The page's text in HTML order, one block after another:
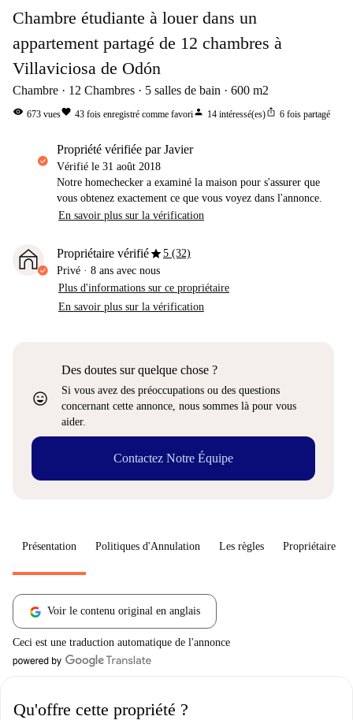
Chambre étudiante à louer dans un
appartement partagé de 12 chambres à
Villaviciosa de Odón
Chambre 12 Chambres 5 salles de bain 600 m2
visibility 673 vuesfavorite 43 fois enregistré comme favoriperson 14 intéressé(es)ios_share 6 fois partagé
propriété vérifiée par Javier
Vérifié le 31 août 2018
Notre homechecker a examiné la maison pour s'assurer que
vous obtenez exactement ce que vous voyez dans l'annonce.
En savoir plus sur la vérification
Propriétaire vérifiéstar5 (32)
Privé · 8 ans avec nous
Plus d'informations sur ce propriétaire
En savoir plus sur la vérification
sentiment_very_satisfied
Des doutes sur quelque chose ?
Si vous avez des préoccupations ou des questions
concernant cette annonce, nous sommes là pour vous
aider.
Contactez Notre Équipe
Présentation Politiques d'Annulation Les règles Propriétaire
Voir le contenu original en anglais
Ceci est une traduction automatique de l'annonce
Qu'offre cette propriété ?